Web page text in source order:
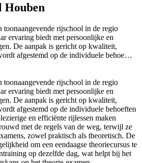
Houben
toonaangevende rijschool in de regio
ervaring biedt met persoonlijke en
De aanpak is gericht op kwaliteit,
afgestemd op de individuele behoe…
toonaangevende rijschool in de regio
ervaring biedt met persoonlijke en
De aanpak is gericht op kwaliteit,
afgestemd op de individuele behoeften
en efficiënte rijlessen maken
met de regels van de weg, terwijl ze
zowel praktisch als theoretisch. De
om een eendaagse theoriecursus te
op dezelfde dag, wat helpt bij het